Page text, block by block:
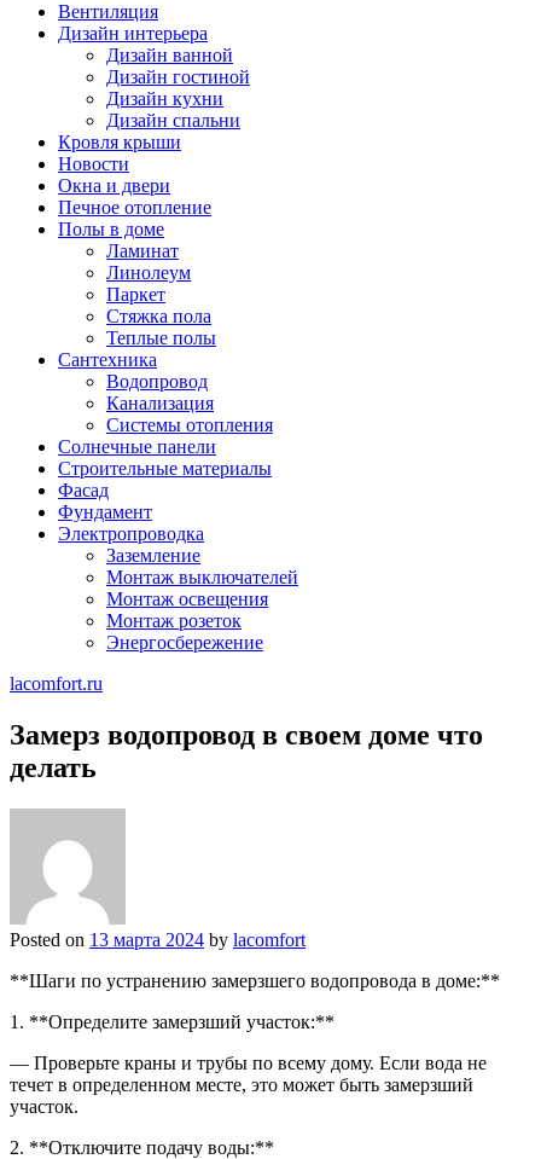
Вентиляция
Дизайн интерьера
Дизайн ванной
Дизайн гостиной
Дизайн кухни
Дизайн спальни
Кровля крыши
Новости
Окна и двери
Печное отопление
Полы в доме
Ламинат
Линолеум
Паркет
Стяжка пола
Теплые полы
Сантехника
Водопровод
Канализация
Системы отопления
Солнечные панели
Строительные материалы
Фасад
Фундамент
Электропроводка
Заземление
Монтаж выключателей
Монтаж освещения
Монтаж розеток
Энергосбережение
lacomfort.ru
Замерз водопровод в своем доме что
делать
Posted on 13 марта 2024 by lacomfort
**Шаги по устранению замерзшего водопровода в доме:**
1. **Определите замерзший участок:**
— Проверьте краны и трубы по всему дому. Если вода не
течет в определенном месте, это может быть замерзший
участок.
2. **Отключите подачу воды:**